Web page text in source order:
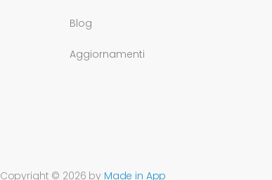
Blog
Aggiornamenti
Copyright © 2026 by Made in App